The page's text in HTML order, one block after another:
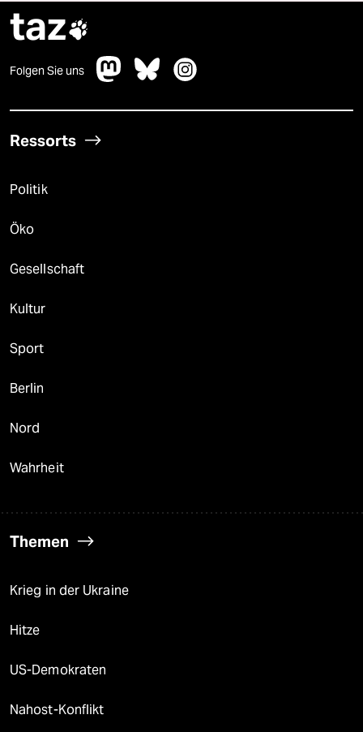
taz
Folgen Sie uns
Ressorts
Politik
Öko
Gesellschaft
Kultur
Sport
Berlin
Nord
Wahrheit
Themen
Krieg in der Ukraine
Hitze
US-Demokraten
Nahost-Konflikt